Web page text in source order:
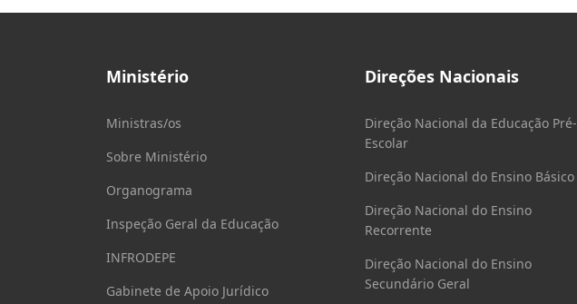
Ministério
Ministras/os
Sobre Ministério
Organograma
Inspeção Geral da Educação
INFRODEPE
Gabinete de Apoio Jurídico
Direções Nacionais
Direção Nacional da Educação Pré-
Escolar
Direção Nacional do Ensino Básico
Direção Nacional do Ensino
Recorrente
Direção Nacional do Ensino
Secundário Geral